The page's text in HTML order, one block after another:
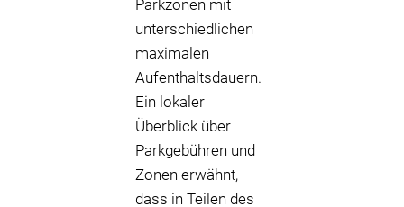
Parkzonen mit
unterschiedlichen
maximalen
Aufenthaltsdauern.
Ein lokaler
Überblick über
Parkgebühren und
Zonen erwähnt,
dass in Teilen des